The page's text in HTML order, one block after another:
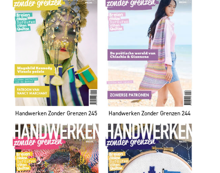
Handwerken Zonder Grenzen 245 Handwerken Zonder Grenzen 244